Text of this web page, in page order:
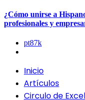
¿Cómo unirse a
profesionales y
pt87k
Inicio
Artículos
Circulo de